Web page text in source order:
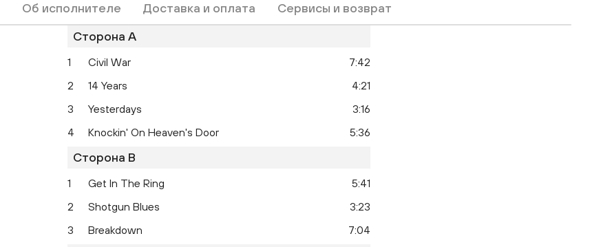
Об исполнителе Доставка и оплата Сервисы и возврат
Сторона A
1 Civil War
7:42
2
14 Years
4:21
3
Yesterdays
3:16
4
Knockin' On Heaven's Door 5:36
Сторона B
1 Get In The Ring
5:41
2
Shotgun Blues
3:23
3
Breakdown 7:04